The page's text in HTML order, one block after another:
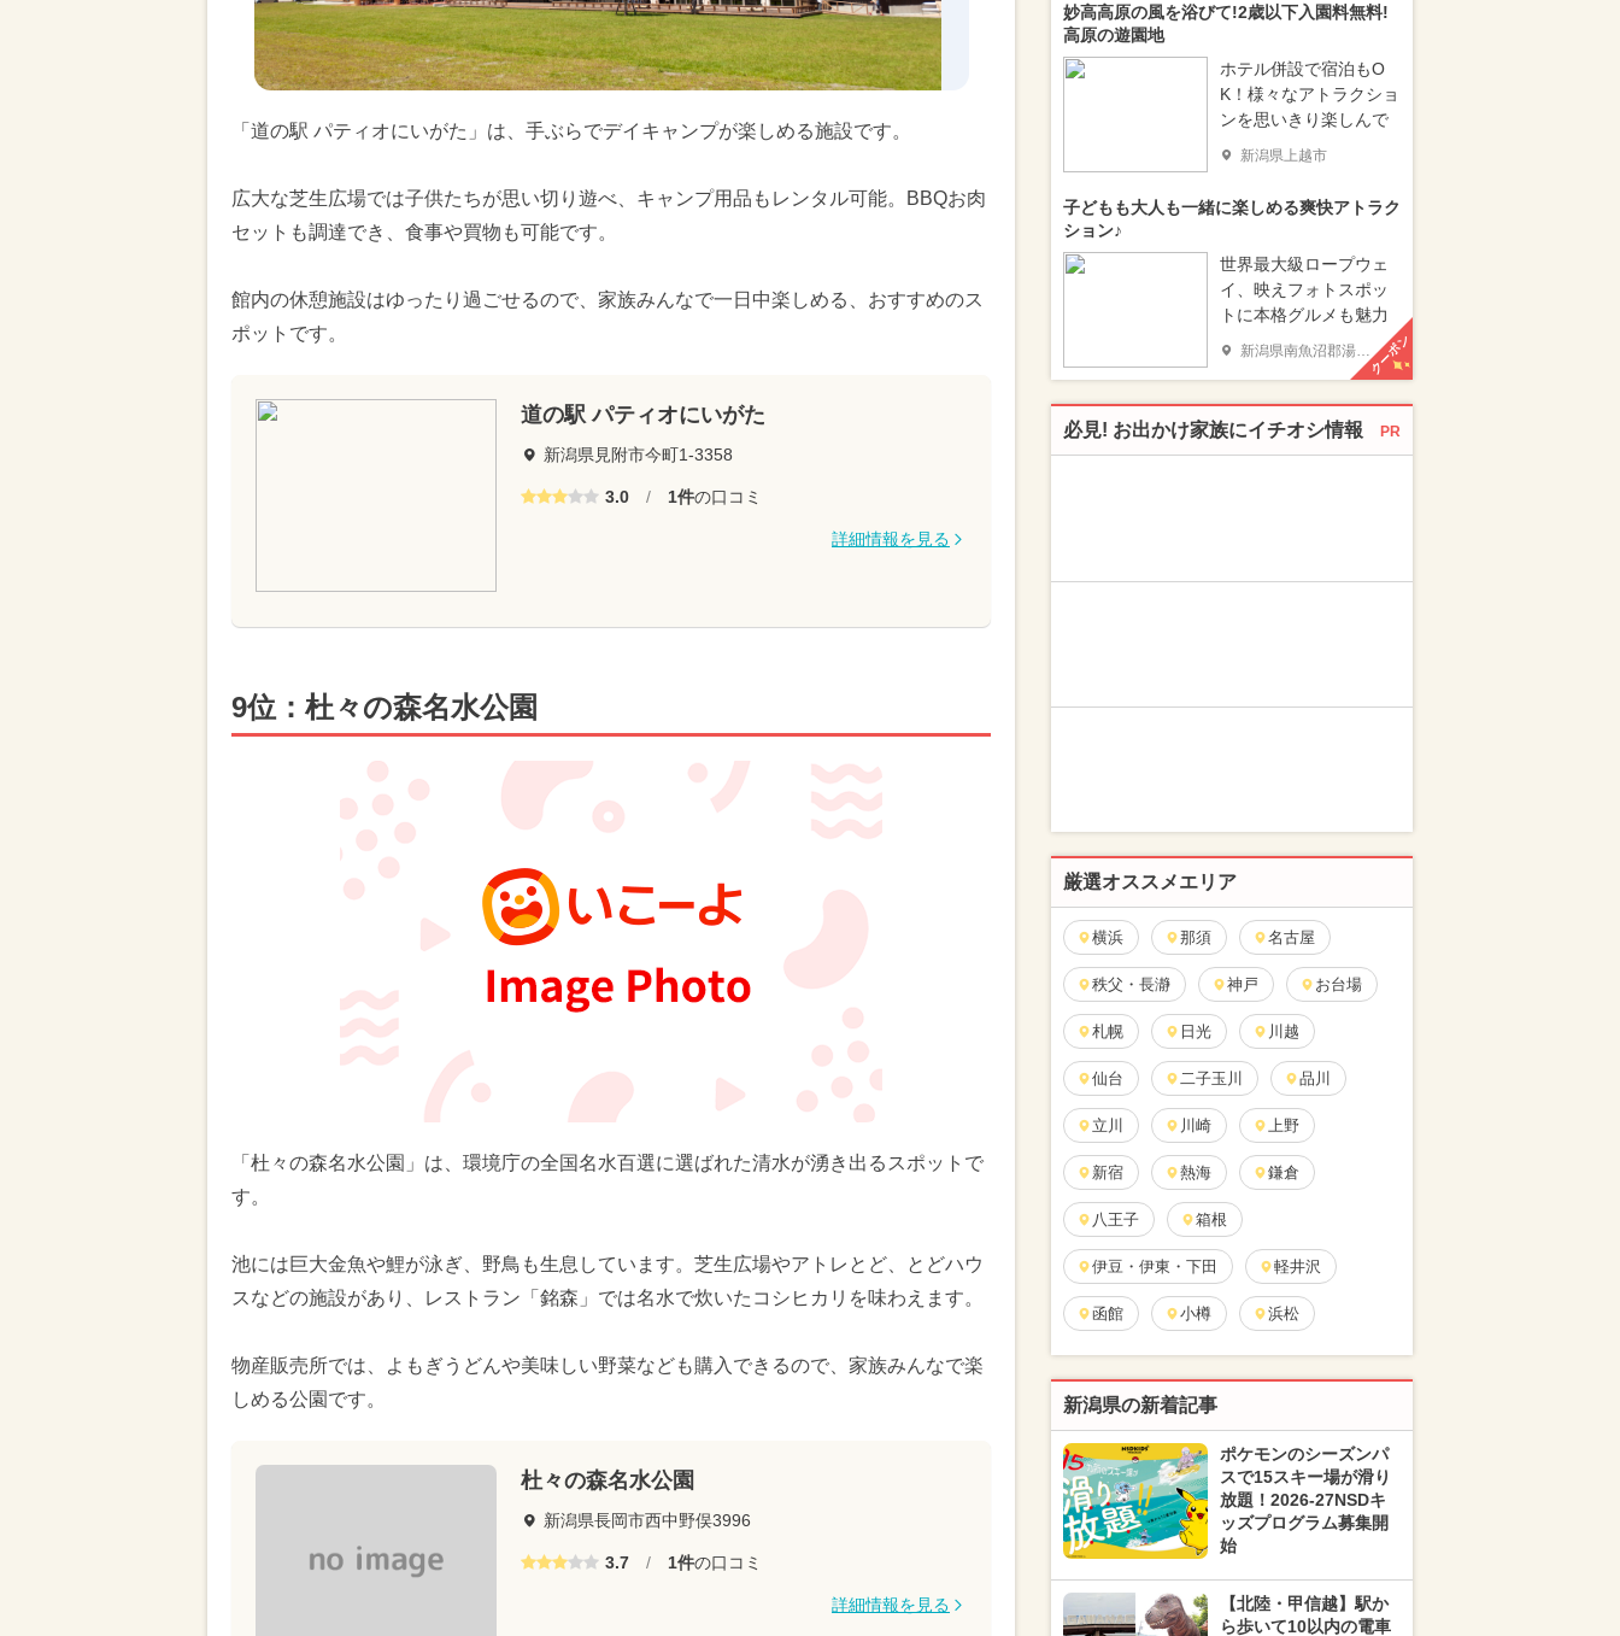
「道の駅 パティオにいがた」は、手ぶらでデイキャンプが楽しめる施設です。
広大な芝生広場では子供たちが思い切り遊べ、キャンプ用品もレンタル可能。BBQお肉
セットも調達でき、食事や買物も可能です。
館内の休憩施設はゆったり過ごせるので、家族みんなで一日中楽しめる、おすすめのス
ポットです。
道の駅 パティオにいがた
新潟県見附市今町1-3358
3.0 / 1件の口コミ
詳細情報を見る
9位：杜々の森名水公園
「杜々の森名水公園」は、環境庁の全国名水百選に選ばれた清水が湧き出るスポットで
す。
池には巨大金魚や鯉が泳ぎ、野鳥も生息しています。芝生広場やアトレとど、とどハウ
スなどの施設があり、レストラン「銘森」では名水で炊いたコシヒカリを味わえます。
物産販売所では、よもぎうどんや美味しい野菜なども購入できるので、家族みんなで楽
しめる公園です。
杜々の森名水公園
新潟県長岡市西中野俣3996
3.7 / 1件の口コミ
詳細情報を見る
妙高高原の風を浴びて!2歳以下入園料無料!
高原の遊園地
ホテル併設で宿泊もO
K！様々なアトラクショ
ンを思いきり楽しんで
新潟県上越市
子どもも大人も一緒に楽しめる爽快アトラク
ション♪
世界最大級ロープウェ
イ、映えフォトスポッ
トに本格グルメも魅力
新潟県南魚沼郡湯沢町 クーポン
必見! お出かけ家族にイチオシ情報 PR
厳選オススメエリア
横浜 那須 名古屋
秩父・長瀞 神戸 お台場
札幌 日光 川越
仙台 二子玉川 品川
立川 川崎 上野
新宿 熱海 鎌倉
八王子 箱根
伊豆・伊東・下田 軽井沢
函館 小樽 浜松
新潟県の新着記事
ポケモンのシーズンパ
スで15スキー場が滑り
放題！2026-27NSDキ
ッズプログラム募集開
始
【北陸・甲信越】駅か
ら歩いて10以内の電車